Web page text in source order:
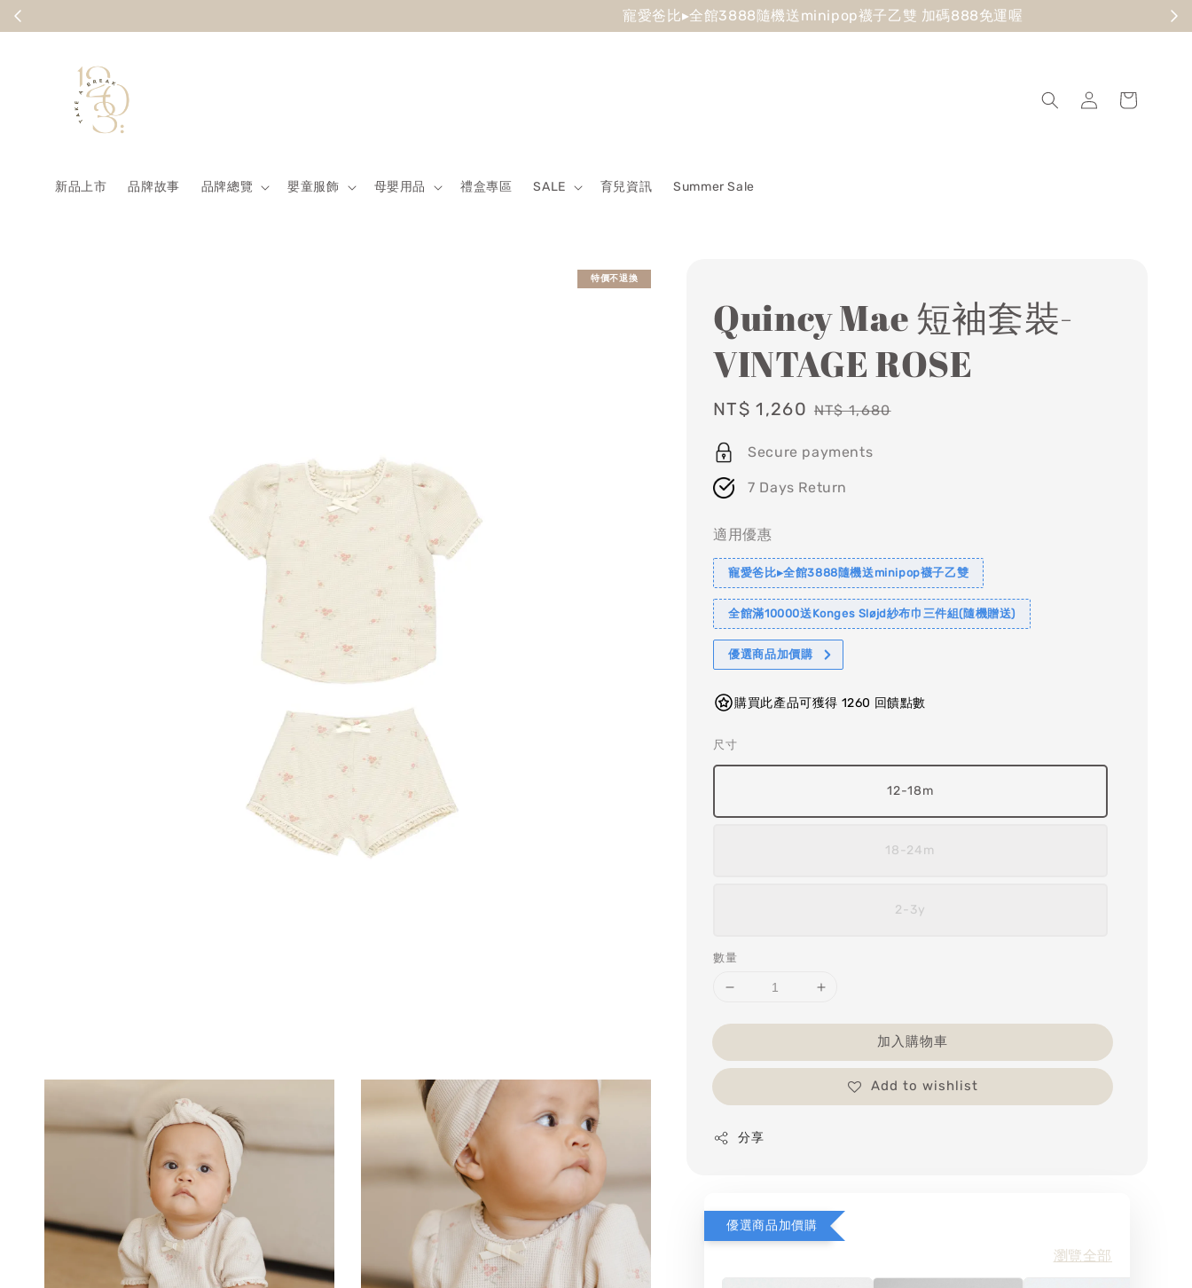
Summer Sale最低7折起 滿5500送500回饋金 滿8500送800回饋金 現在去逛
新品上市 品牌故事 品牌總覽 嬰童服飾 母嬰用品 禮盒專區 SALE 育兒資訊 Summer Sale
特價不退換
Quincy Mae 短袖套裝-
VINTAGE ROSE
Sale
NT$ 1,260 Regular
NT$ 1,680
Secure payments
7 Days Return
適用優惠
寵愛爸比▸全館3888隨機送minipop襪子乙雙
全館滿10000送Konges Sløjd紗布巾三件組(隨機贈送)
優選商品加價購
購買此產品可獲得 1260 回饋點數
尺寸
12-18m
18-24m
2-3y
數量
加入購物車
Add to wishlist
分享
優選商品加價購
瀏覽全部